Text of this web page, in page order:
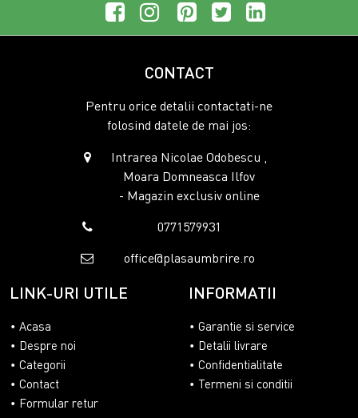
CONTACT
Pentru orice detalii contactati-ne
folosind datele de mai jos:
Intrarea Nicolae Odobescu ,
Moara Domneasca Ilfov
- Magazin exclusiv online
0771579931
office@plasaumbrire.ro
LINK-URI UTILE
Acasa
Despre noi
Categorii
Contact
Formular retur
INFORMATII
Garantie si service
Detalii livrare
Confidentialitate
Termeni si conditii